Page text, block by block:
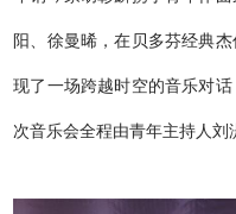
阳、徐曼晞，在贝多芬经典
现了一场跨越时空的音乐对
次音乐会全程由青年主持人刘